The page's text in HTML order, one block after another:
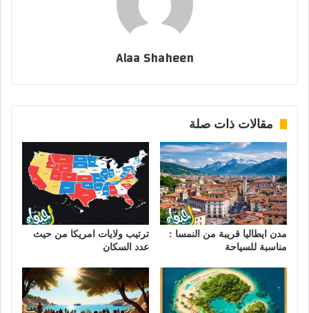
Alaa Shaheen
مقالات ذات صلة
مدن ايطاليا قريبة من النمسا :
مناسبة للسياحة
ترتيب ولايات امريكا من حيث
عدد السكان